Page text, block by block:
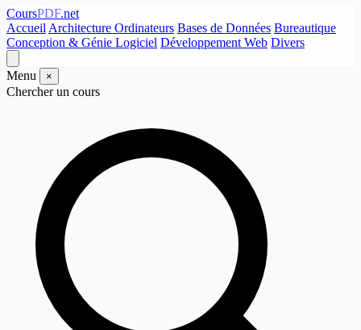
CoursPDF.net
Accueil Architecture Ordinateurs Bases de Données Bureautique
Conception & Génie Logiciel Développement Web Divers
Menu ×
Chercher un cours